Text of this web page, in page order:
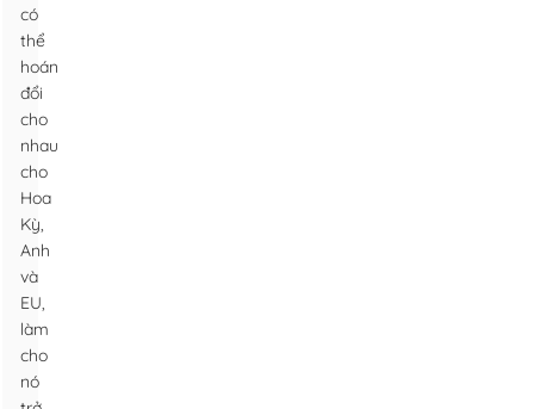
có
thể
hoán
đổi
cho
nhau
cho
Hoa
Kỳ,
Anh
và
EU,
làm
cho
nó